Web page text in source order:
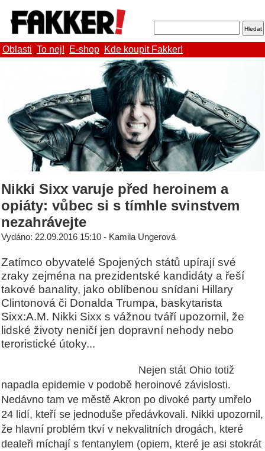
Oblasti To nej! E-shop Kde koupit Fakker!
Nikki Sixx varuje před heroinem a
opiáty: vůbec si s tímhle svinstvem
nezahrávejte
Vydáno: 22.09.2016 15:10 - Kamila Ungerová
Zatímco obyvatelé Spojených států upírají své
zraky zejména na prezidentské kandidáty a řeší
takové banality, jako oblíbenou snídani Hillary
Clintonová či Donalda Trumpa, baskytarista
Sixx:A.M. Nikki Sixx s vážnou tváří upozornil, že
lidské životy neničí jen dopravní nehody nebo
teroristické útoky...
Nejen stát Ohio totiž
napadla epidemie v podobě heroinové závislosti.
Nedávno tam ve městě Akron po divoké party umřelo
24 lidí, kteří se jednoduše předávkovali. Nikki upozornil,
že hlavní problém tkví v nekvalitních drogách, které
dealeři míchají s fentanylem (opiem, které je asi stokrát